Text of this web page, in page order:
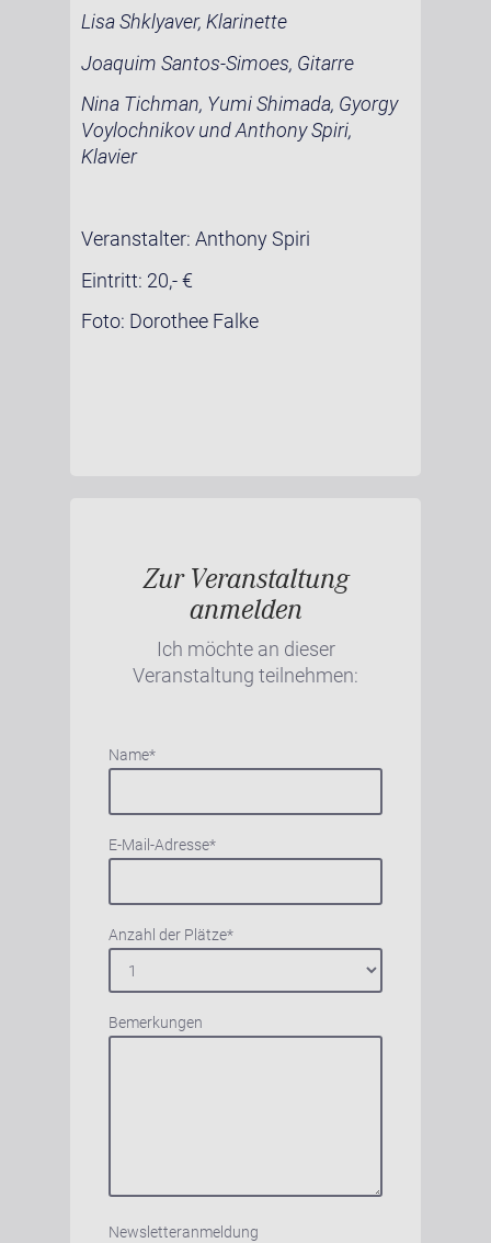
Lisa Shklyaver, Klarinette
Joaquim Santos-Simoes, Gitarre
Nina Tichman, Yumi Shimada, Gyorgy
Voylochnikov und Anthony Spiri,
Klavier
Veranstalter: Anthony Spiri
Eintritt: 20,- €
Foto: Dorothee Falke
Zur Veranstaltung
anmelden
Ich möchte an dieser
Veranstaltung teilnehmen:
Name*
E-Mail-Adresse*
Anzahl der Plätze*
Bemerkungen
Newsletteranmeldung